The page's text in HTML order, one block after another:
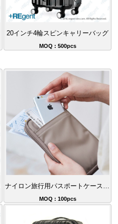
20インチ4輪スピンキャリーバッグ
MOQ : 500pcs
MOQ : 100pcs